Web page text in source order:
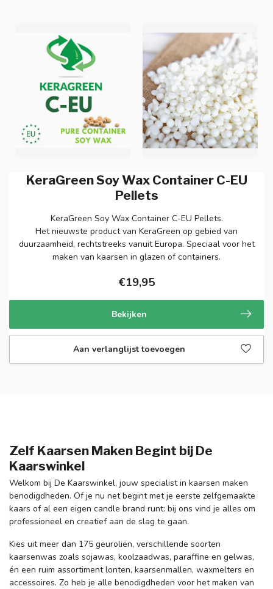
KeraGreen Soy Wax Container C-EU
Pellets
KeraGreen Soy Wax Container C-EU Pellets.
Het nieuwste product van KeraGreen op gebied van
duurzaamheid, rechtstreeks vanuit Europa. Speciaal voor het
maken van kaarsen in glazen of containers.
€19,95
Bekijken
Aan verlanglijst toevoegen
Zelf Kaarsen Maken Begint bij De
Kaarswinkel
Welkom bij De Kaarswinkel, jouw specialist in kaarsen maken
benodigdheden. Of je nu net begint met je eerste zelfgemaakte
kaars of al een eigen candle brand runt: bij ons vind je alles om
professioneel en creatief aan de slag te gaan.
Kies uit meer dan 175 geuroliën, verschillende soorten
kaarsenwas zoals sojawas, koolzaadwas, paraffine en gelwas,
én een ruim assortiment lonten, kaarsenmallen, waxmelters en
accessoires. Zo heb je alle benodigdheden voor het maken van